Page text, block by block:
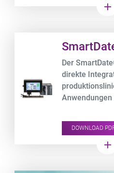
Aufzeichnungadd
Der
direkte
Anwendungen
DOWNLOAD
add